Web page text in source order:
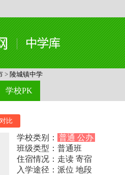
> 陵城镇中学
学校PK
比
学校类别： 普通 公办
班级类型：普通班
住宿情况：走读 寄宿
入学途径：派位 地段